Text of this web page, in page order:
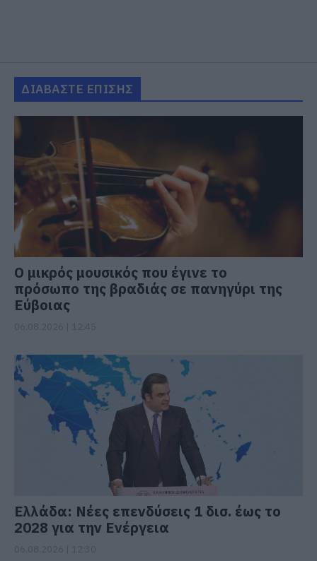
ΔΙΑΒΑΣΤΕ ΕΠΙΣΗΣ
Ο μικρός μουσικός που έγινε το
πρόσωπο της βραδιάς σε πανηγύρι της
Εύβοιας
Ελλάδα: Νέες επενδύσεις 1 δισ. έως το
2028 για την Ενέργεια